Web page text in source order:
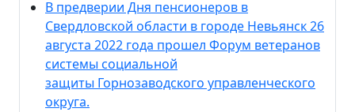
В предверии Дня пенсионеров в
Свердловской области в городе Невьянск 26
августа 2022 года прошел Форум ветеранов
системы социальной
защиты Горнозаводского управленческого
округа.